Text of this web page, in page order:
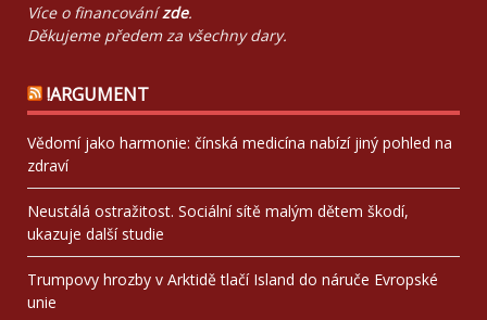
Více o financovánízde.
Děkujeme předem za všechny dary.
!ARGUMENT
Vědomí jako harmonie: čínská medicína nabízí jiný pohled na
zdraví
Neustálá ostražitost. Sociální sítě malým dětem škodí,
ukazuje další studie
Trumpovy hrozby v Arktidě tlačí Island do náruče Evropské
unie